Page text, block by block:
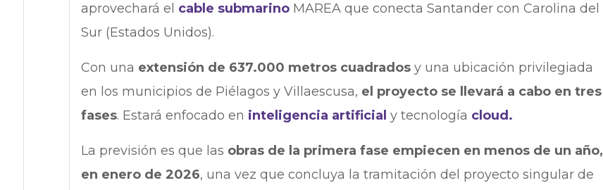
aprovechará el cable submarinoMAREA que conecta Santander con Carolina del
Sur (Estados Unidos).
Con una extensión de 637.000 metros cuadrados y una ubicación privilegiada
en los municipios de Piélagos y Villaescusa, el proyecto se llevará a cabo en tres
fases. Estará enfocado en inteligencia artificial y tecnología cloud.
La previsión es que las obras de la primera fase empiecen en menos de un año,
en enero de 2026, una vez que concluya la tramitación del proyecto singular de